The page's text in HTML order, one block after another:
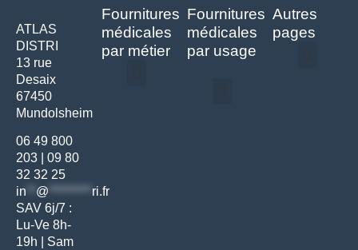
ATLAS
DISTRI
13 rue
Desaix
67450
Mundolsheim
06 49 800
203
09 80
32 32 25
in
@ ********* ri.fr
SAV 6j/7 :
Lu-Ve 8h-
19h | Sam
Fournitures
médicales
par métier
Fournitures
médicales
par usage
Autres
pages